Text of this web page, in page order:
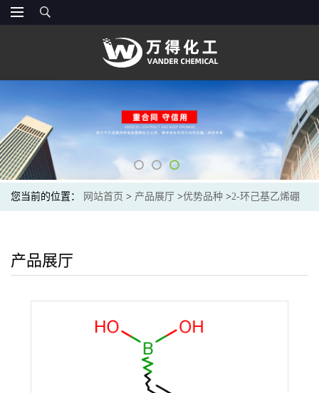
您当前的位置： 网站首页 > 产品展厅 >优势品种 >2-环己基乙烯硼
产品展厅